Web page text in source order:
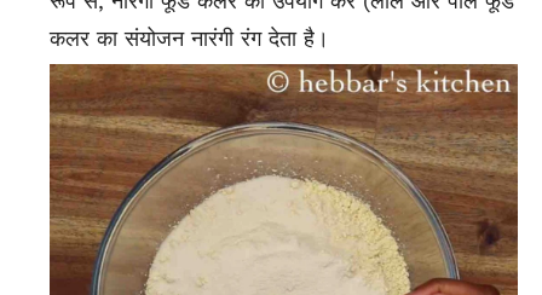
कलर का संयोजन नारंगी रंग देता है।